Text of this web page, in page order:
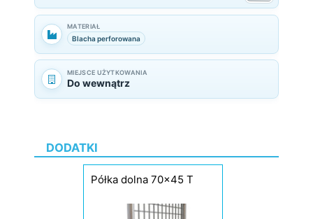
MATERIAŁ
Blacha perforowana
MIEJSCE UŻYTKOWANIA
Do wewnątrz
DODATKI
Półka dolna 70x45 T